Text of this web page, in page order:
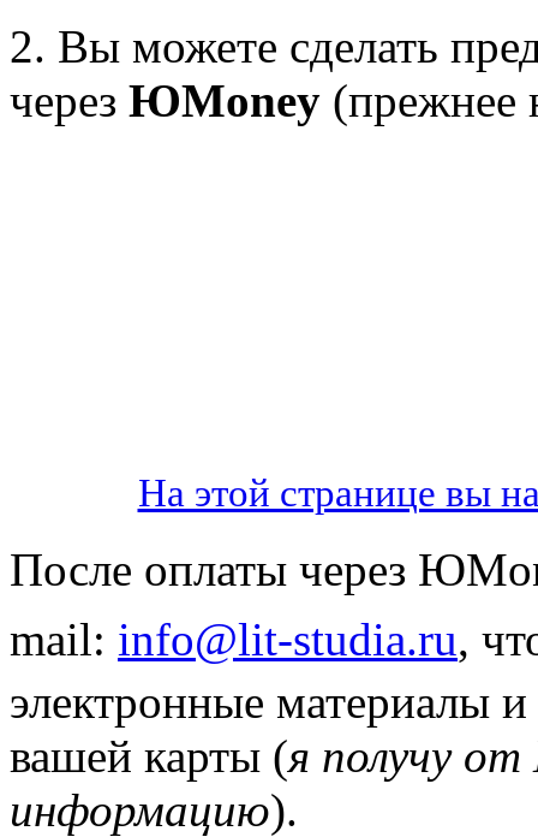
2. Вы можете сделать
через ЮMoney (прежнее
На этой странице вы
После оплаты через
mail: info@lit-studia.ru,
электронные материалы
вашей карты (я получу
информацию).